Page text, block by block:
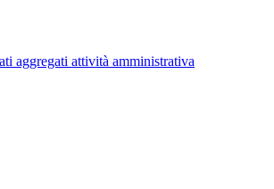
aggregati attività amministrativa